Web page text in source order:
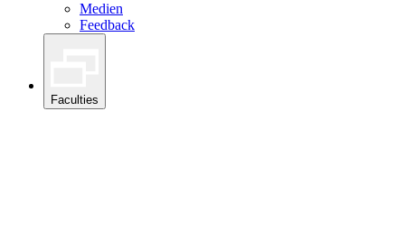
Medien
Feedback
Faculties